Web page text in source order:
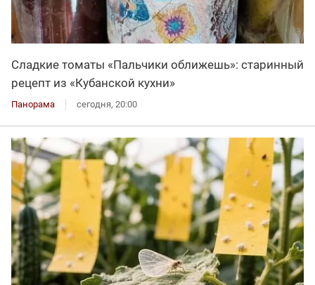
Сладкие томаты «Пальчики оближешь»: старинный
рецепт из «Кубанской кухни»
Панорама сегодня, 20:00